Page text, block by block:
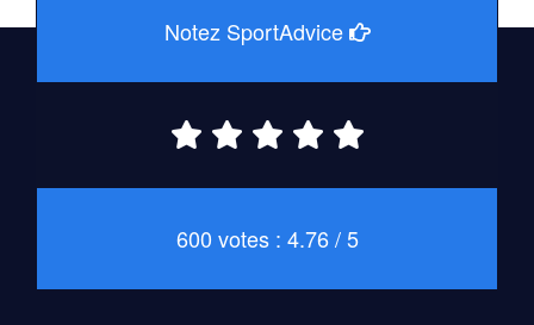
Notez SportAdvice
600 votes : 4.76 / 5